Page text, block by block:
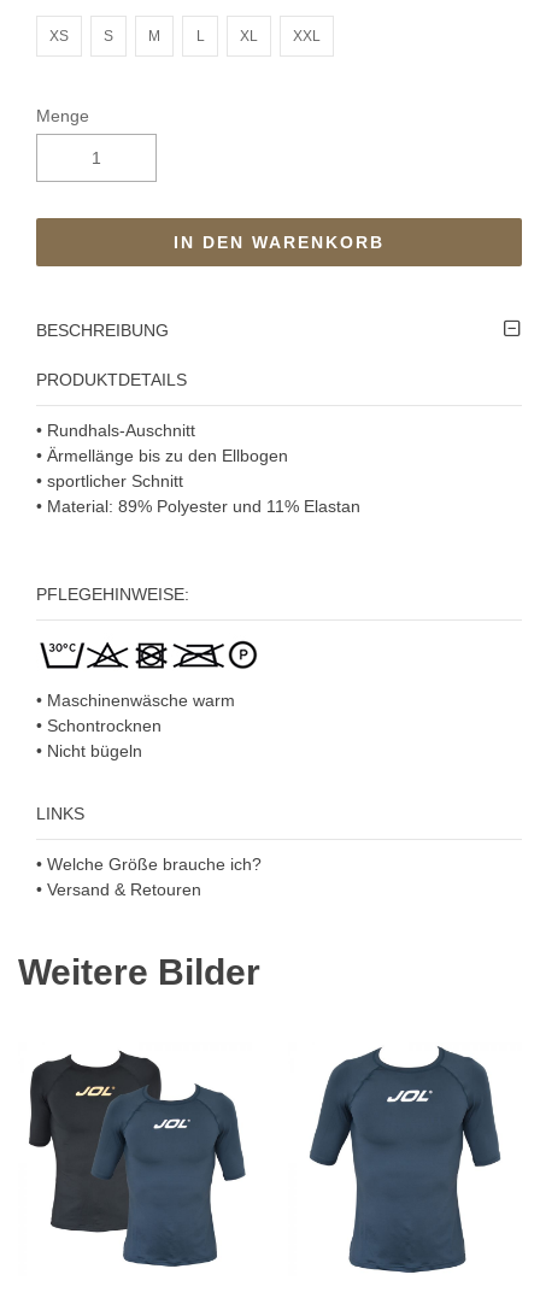
XS S M L XL XXL
Menge
IN DEN WARENKORB
BESCHREIBUNG
PRODUKTDETAILS
• Rundhals-Auschnitt
• Ärmellänge bis zu den Ellbogen
• sportlicher Schnitt
• Material: 89% Polyester und 11% Elastan
PFLEGEHINWEISE:
• Maschinenwäsche warm
• Schontrocknen
• Nicht bügeln
LINKS
• Welche Größe brauche ich?
• Versand & Retouren
Weitere Bilder